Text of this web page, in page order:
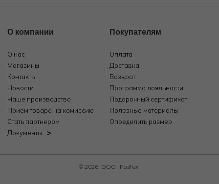
О компании
О нас
Магазины
Контакты
Новости
Наше производство
Прием товара на комиссию
Стать партнером
Документы
Покупателям
Оплата
Доставка
Возврат
Программа лояльности
Подарочный сертификат
Полезные материалы
Определить размер
© 2026, ООО "РозТех"